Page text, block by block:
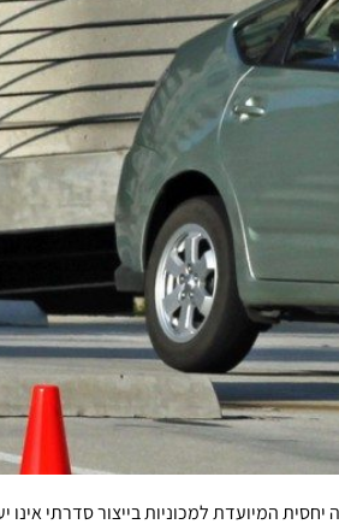
המיועדת למכוניות בייצור סדרתי אינו